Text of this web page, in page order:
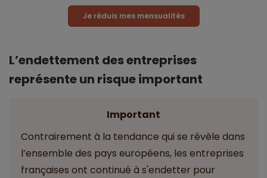
Je réduis mes mensualités
L’endettement des entreprises
représente un risque important
Important
Contrairement à la tendance qui se révèle dans
l’ensemble des pays européens, les entreprises
françaises ont continué à s'endetter pour